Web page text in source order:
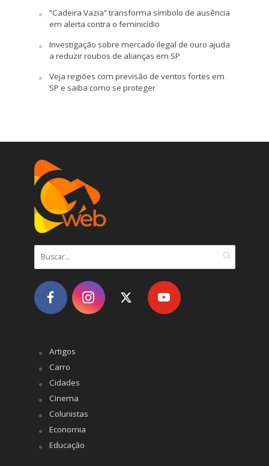
“Cadeira Vazia” transforma símbolo de ausência
em alerta contra o feminicídio
Investigação sobre mercado ilegal de ouro ajuda
a reduzir roubos de alianças em SP
Veja regiões com previsão de ventos fortes em
SP e saiba como se proteger
Artigos
Carro
Cidades
Cinema
Colunistas
Economia
Educação